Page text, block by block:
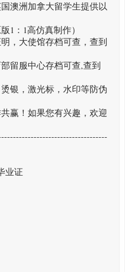
澳洲加拿大留学生提供以
1：1高仿真制作）
，大使馆存档可查，查到
留服中心存档可查,查到
银，激光标，水印等防伪
赢！如果您有兴趣，欢迎
业证